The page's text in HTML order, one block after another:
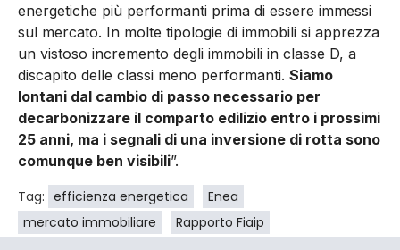
energetiche più performanti prima di essere immessi
sul mercato. In molte tipologie di immobili si apprezza
un vistoso incremento degli immobili in classe D, a
discapito delle classi meno performanti. Siamo
lontani dal cambio di passo necessario per
decarbonizzare il comparto edilizio entro i prossimi
25 anni, ma i segnali di una inversione di rotta sono
comunque ben visibili”.
Tag: efficienza energetica
Enea
mercato immobiliare
Rapporto Fiaip